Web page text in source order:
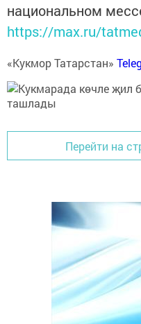
национальном
https://max.ru/
«Кукмор Татарстан»
Перейти на